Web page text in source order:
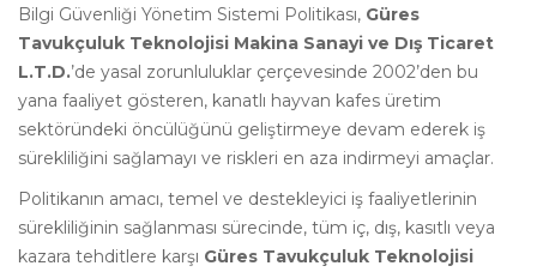
Bilgi Güvenliği Yönetim Sistemi Politikası, Güres
Tavukçuluk Teknolojisi Makina Sanayi ve Dış Ticaret
L.T.D.’de yasal zorunluluklar çerçevesinde 2002’den bu
yana faaliyet gösteren, kanatlı hayvan kafes üretim
sektöründeki öncülüğünü geliştirmeye devam ederek iş
sürekliliğini sağlamayı ve riskleri en aza indirmeyi amaçlar.
Politikanın amacı, temel ve destekleyici iş faaliyetlerinin
sürekliliğinin sağlanması sürecinde, tüm iç, dış, kasıtlı veya
kazara tehditlere karşı Güres Tavukçuluk Teknolojisi